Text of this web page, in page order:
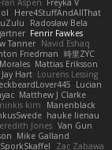
Aspen Freyka V
Here4StuffAndAllThat
Radosław Bela
Fenrir Fawkes
Tanner Navid Eshaq
Friedman 時里ZYC
Mattias Eriksson
Jay Hart Lourens Lessing
Lucian
Matthew J Clarke
kim
Manenblack
hauke lienau
Jones Van Gun
Mike Galland
SporkSkaffel
Zac Zabawa